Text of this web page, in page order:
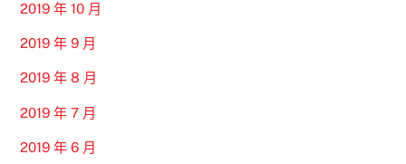
2019 年 10 月
2019 年 9 月
2019 年 8 月
2019 年 7 月
2019 年 6 月